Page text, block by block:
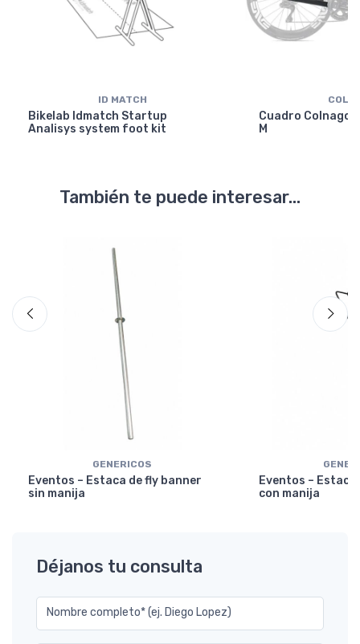
ID MATCH
Bikelab Idmatch Startup
Analisys system foot kit
Cuadro Colnago
M
También te puede interesar...
GENERICOS
Eventos – Estaca de fly banner
sin manija
Eventos –
con manija
Déjanos tu consulta
Nombre completo* (ej. Diego Lopez)